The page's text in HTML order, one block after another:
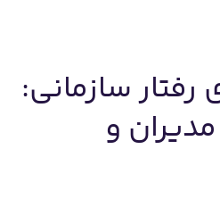
رفتار سازمانی:
و